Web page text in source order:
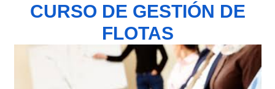
CURSO DE GESTIÓN DE
FLOTAS